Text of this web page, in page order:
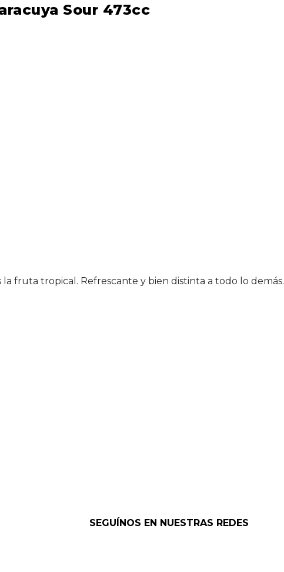
Sour 473cc
fruta tropical. Refrescante y bien distinta a todo lo demás.
SEGUÍNOS EN NUESTRAS REDES